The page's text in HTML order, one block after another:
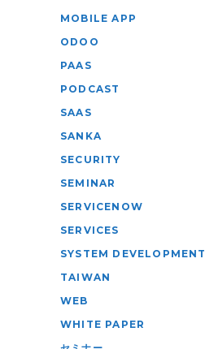
MOBILE APP
ODOO
PAAS
PODCAST
SAAS
SANKA
SECURITY
SEMINAR
SERVICENOW
SERVICES
SYSTEM DEVELOPMENT
TAIWAN
WEB
WHITE PAPER